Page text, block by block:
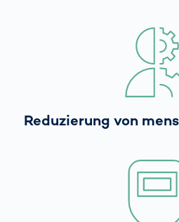
Reduzierung von